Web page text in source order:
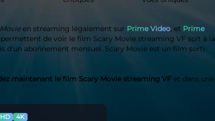
en streaming légalement sur Prime Video, et Prime
de voir le film Scary Movie streaming VF soit à la
d'un abonnement mensuel. Scary Movie est un film sorti
maintenant le film Scary Movie streaming VF et dans une
HD 4K